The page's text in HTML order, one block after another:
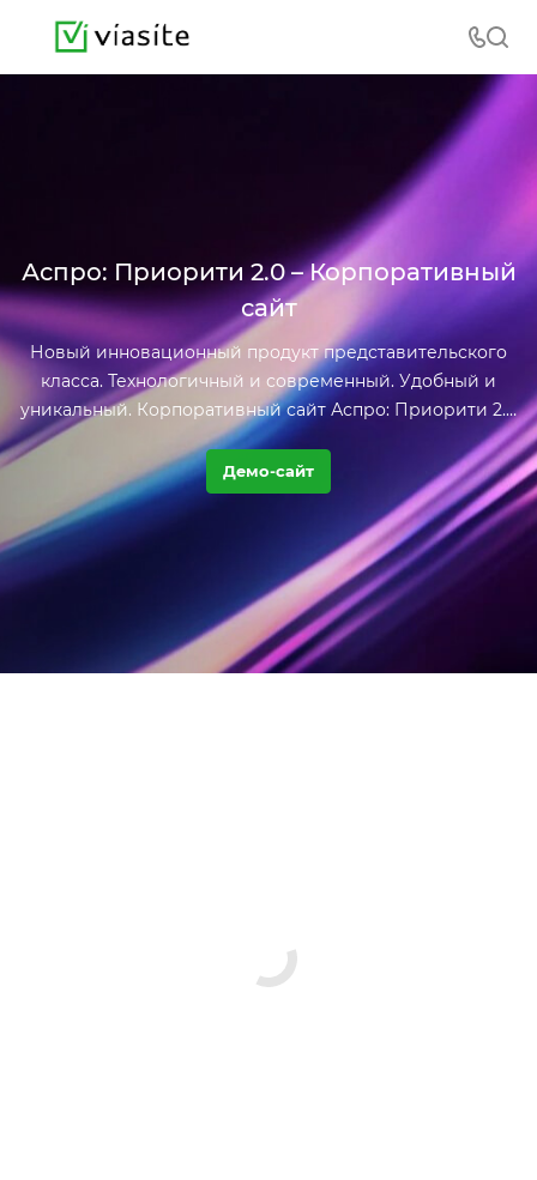
Аспро: Приорити 2.0 – Корпоративный
сайт
Новый инновационный продукт представительского
класса. Технологичный и современный. Удобный и
уникальный. Корпоративный сайт Аспро: Приорити 2.0
подойдет для любого бизнеса: от производства до IT.
Демо-сайт